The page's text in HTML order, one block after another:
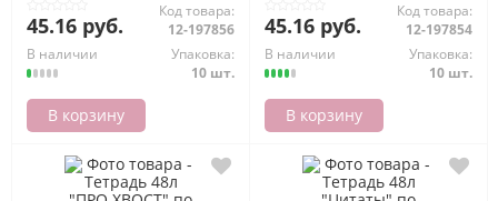
45.16 руб.
Код товара:
12-197856
В наличии
Упаковка:
10 шт.
В корзину
45.16 руб.
Код товара:
12-197854
В наличии
Упаковка:
10 шт.
В корзину